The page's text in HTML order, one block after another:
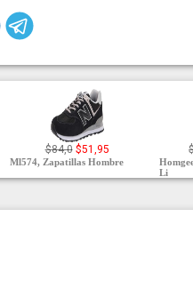
$84,0 $51,95
Ml574, Zapatillas Hombre
Li